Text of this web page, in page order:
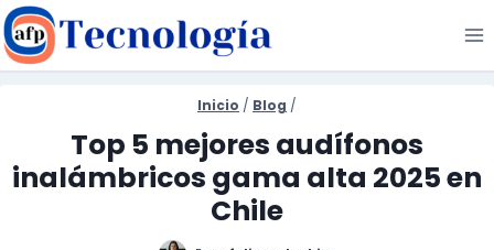
Saltar
al
contenido
Inicio / Blog /
Top 5 mejores audífonos
inalámbricos gama alta 2025 en
Chile